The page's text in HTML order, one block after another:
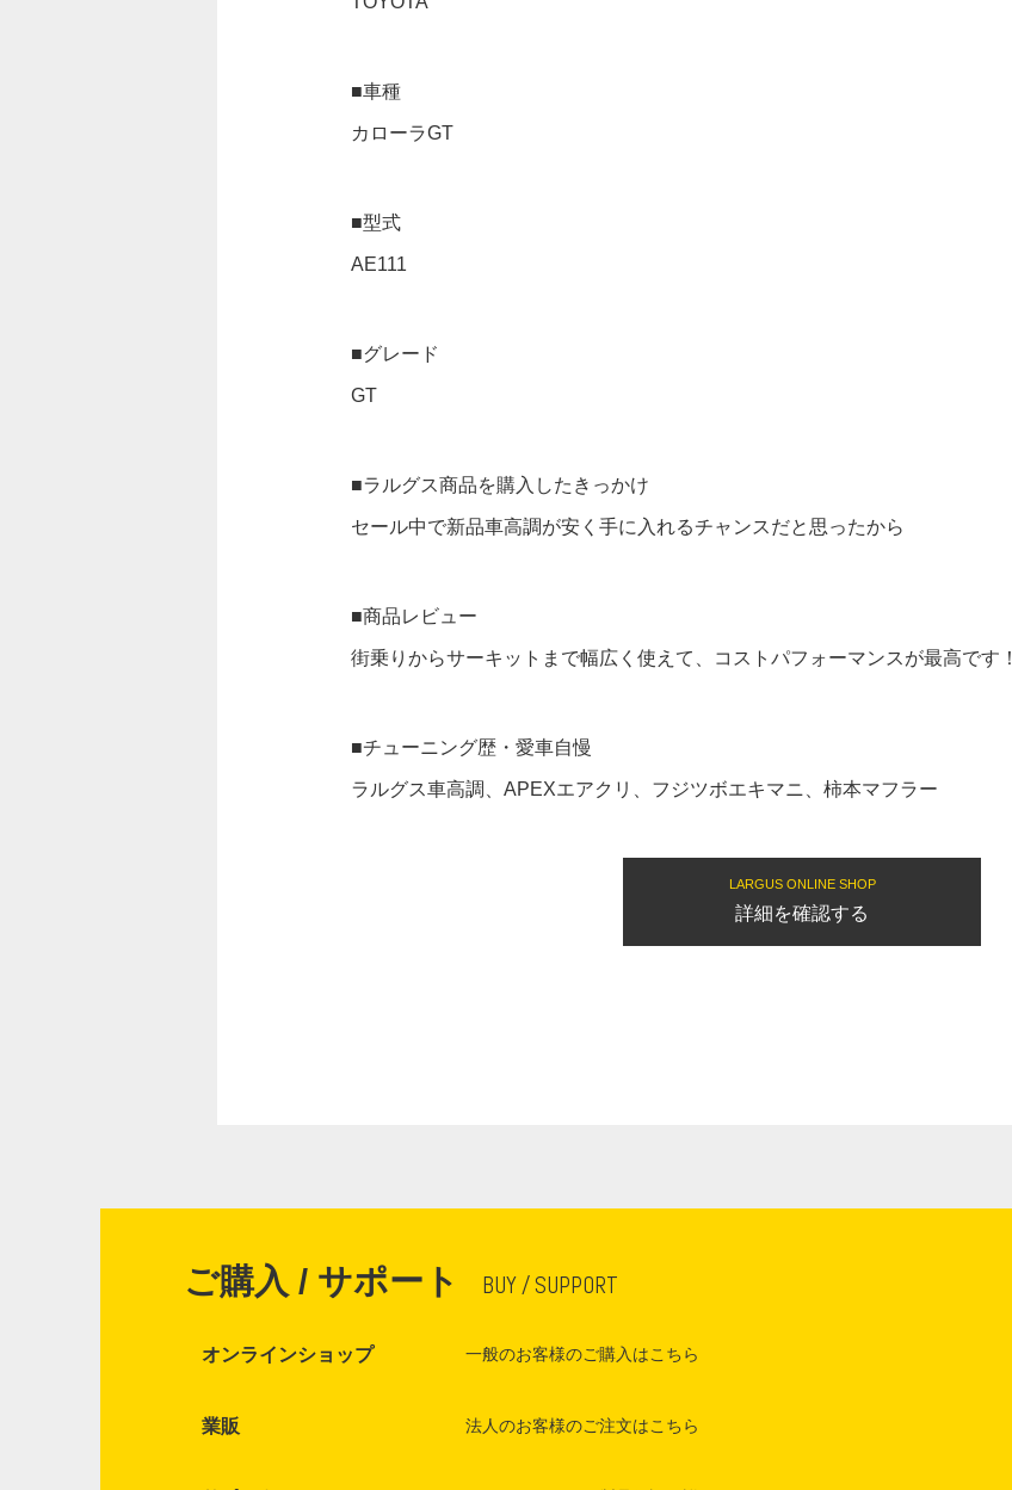
■車種
カローラGT
■型式
AE111
■グレード
GT
■ラルグス商品を購入したきっかけ
セール中で新品車高調が安く手に入れるチャンスだと思ったから
■商品レビュー
街乗りからサーキットまで幅広く使えて、コストパフォーマンスが最高です！
■チューニング歴・愛車自慢
ラルグス車高調、APEXエアクリ、フジツボエキマニ、柿本マフラー
LARGUS ONLINE SHOP
詳細を確認する
ご購入 / サポート BUY / SUPPORT
オンラインショップ 一般のお客様のご購入はこちら
業販 法人のお客様のご注文はこちら